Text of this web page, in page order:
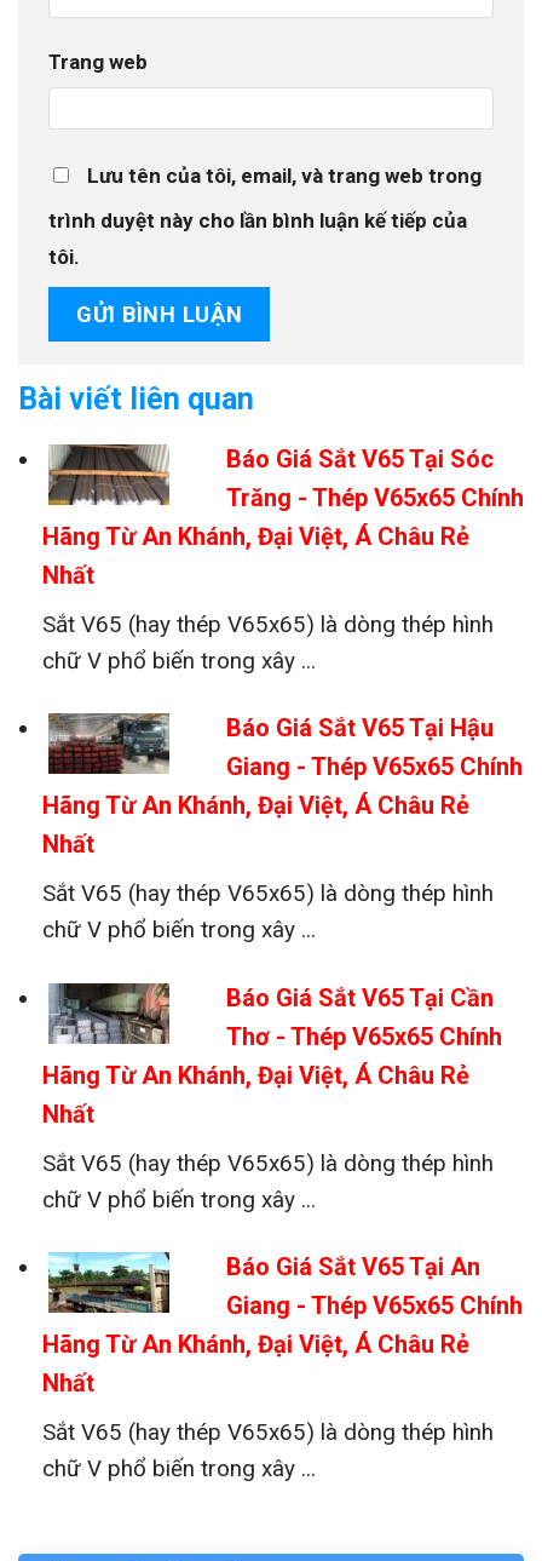
Trang web
Lưu tên của tôi, email, và trang web trong
trình duyệt này cho lần bình luận kế tiếp của
tôi.
Bài viết liên quan
Báo Giá Sắt V65 Tại Sóc
Trăng - Thép V65x65 Chính
Hãng Từ An Khánh, Đại Việt, Á Châu Rẻ
Nhất
Sắt V65 (hay thép V65x65) là dòng thép hình
chữ V phổ biến trong xây ...
Báo Giá Sắt V65 Tại Hậu
Giang - Thép V65x65 Chính
Hãng Từ An Khánh, Đại Việt, Á Châu Rẻ
Nhất
Sắt V65 (hay thép V65x65) là dòng thép hình
chữ V phổ biến trong xây ...
Báo Giá Sắt V65 Tại Cần
Thơ - Thép V65x65 Chính
Hãng Từ An Khánh, Đại Việt, Á Châu Rẻ
Nhất
Sắt V65 (hay thép V65x65) là dòng thép hình
chữ V phổ biến trong xây ...
Báo Giá Sắt V65 Tại An
Giang - Thép V65x65 Chính
Hãng Từ An Khánh, Đại Việt, Á Châu Rẻ
Nhất
Sắt V65 (hay thép V65x65) là dòng thép hình
chữ V phổ biến trong xây ...